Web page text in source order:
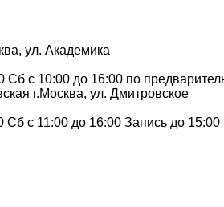
ул. Академика
Сб с 10:00 до 16:00 по
г.Москва, ул. Дмитровское
Сб с 11:00 до 16:00 Запись до 15:00